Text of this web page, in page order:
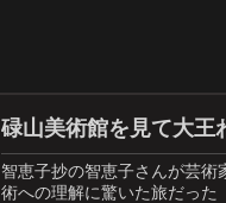
碌山美術館を見て大王
智恵子抄の智恵子さんが芸
術への理解に驚いた旅だった